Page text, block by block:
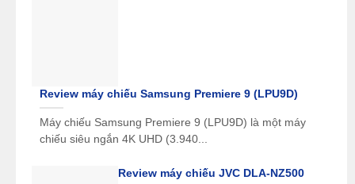
Review máy chiếu Samsung Premiere 9 (LPU9D)
Máy chiếu Samsung Premiere 9 (LPU9D) là một máy
chiếu siêu ngắn 4K UHD (3.940...
Review máy chiếu JVC DLA-NZ500